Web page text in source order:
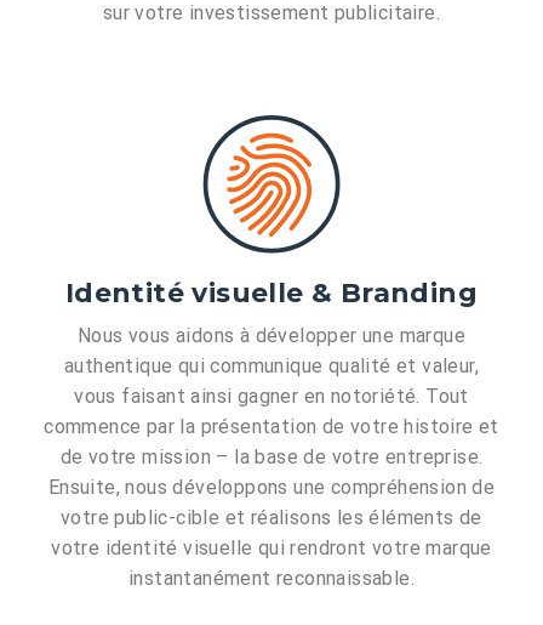
sur votre investissement publicitaire.
Identité visuelle & Branding
Nous vous aidons à développer une marque
authentique qui communique qualité et valeur,
vous faisant ainsi gagner en notoriété. Tout
commence par la présentation de votre histoire et
de votre mission – la base de votre entreprise.
Ensuite, nous développons une compréhension de
votre public-cible et réalisons les éléments de
votre identité visuelle qui rendront votre marque
instantanément reconnaissable.